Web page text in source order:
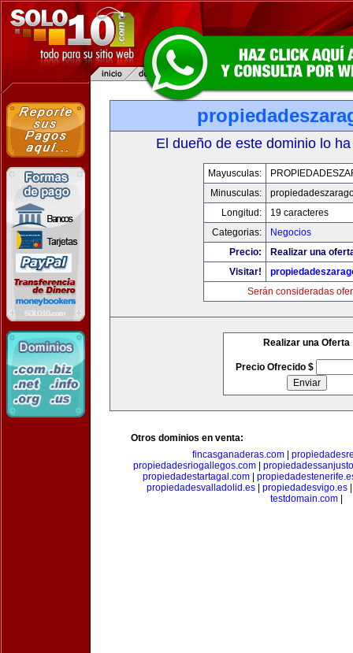
El dueño de este dominio lo
Mayusculas:
Minusculas:
Longitud:
19 caracteres
Categorias:
Negocios
Precio:
Realizar una
Visitar!
Serán consideradas
Realizar una Oferta
Precio Ofrecido $
Otros dominios en venta:
fincasganaderas.com|
propiedadesriogallegos.com|
propiedadestartagal.com|
propiedadesvalladolid.es
propiedadesvigo.es
testdomain.com